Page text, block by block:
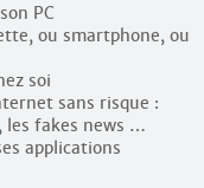
PC
ou smartphone, ou
soi
sans risque :
les fakes news …
applications